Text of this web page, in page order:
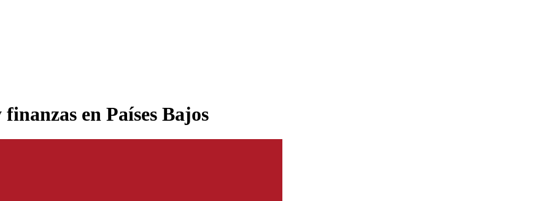
en Países Bajos